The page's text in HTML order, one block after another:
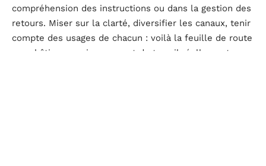
compréhension des instructions ou dans la gestion des
retours. Miser sur la clarté, diversifier les canaux, tenir
compte des usages de chacun : voilà la feuille de route
pour bâtir un environnement de travail réellement